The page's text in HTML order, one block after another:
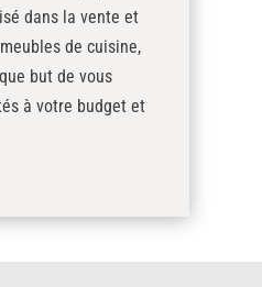
dans la vente et
de cuisine,
but de vous
à votre budget et